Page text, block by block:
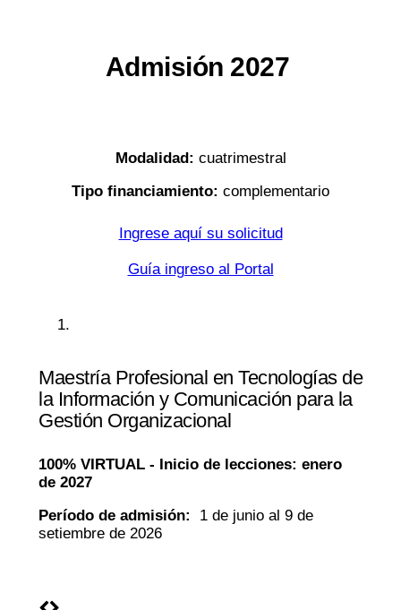
Admisión 2027
Modalidad: cuatrimestral
Tipo financiamiento: complementario
Ingrese aquí su solicitud
Guía ingreso al Portal
Maestría Profesional en Tecnologías de
la Información y Comunicación para la
Gestión Organizacional
100% VIRTUAL - Inicio de lecciones: enero
de 2027
Período de admisión:
1 de junio al 9 de
setiembre de 2026